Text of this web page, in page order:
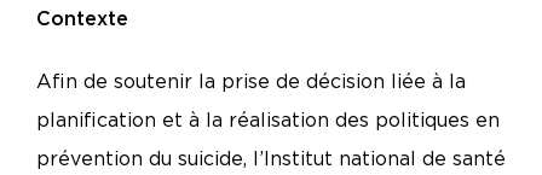
Contexte
Afin de soutenir la prise de décision liée à la
planification et à la réalisation des politiques en
prévention du suicide, l’Institut national de santé